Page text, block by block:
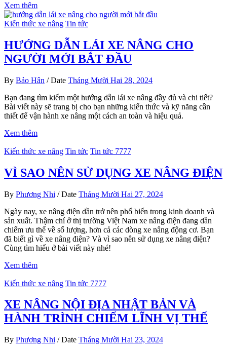
Xem thêm
Kiến thức xe nâng Tin tức
HƯỚNG DẪN LÁI XE NÂNG CHO
NGƯỜI MỚI BẮT ĐẦU
By Bảo Hân / Date Tháng Mười Hai 28, 2024
Bạn đang tìm kiếm một hướng dẫn lái xe nâng đầy đủ và chi tiết?
Bài viết này sẽ trang bị cho bạn những kiến thức và kỹ năng cần
thiết để vận hành xe nâng một cách an toàn và hiệu quả.
Xem thêm
Kiến thức xe nâng Tin tức Tin tức 7777
VÌ SAO NÊN SỬ DỤNG XE NÂNG ĐIỆN
By Phương Nhi / Date Tháng Mười Hai 27, 2024
Ngày nay, xe nâng điện dần trở nên phổ biến trong kinh doanh và
sản xuất. Thậm chí ở thị trường Việt Nam xe nâng điện đang dần
chiếm ưu thế về số lượng, hơn cả các dòng xe nâng động cơ. Bạn
đã biết gì về xe nâng điện? Và vì sao nên sử dụng xe nâng điện?
Cùng tìm hiểu ở bài viết này nhé!
Xem thêm
Kiến thức xe nâng Tin tức 7777
XE NÂNG NỘI ĐỊA NHẬT BẢN VÀ
HÀNH TRÌNH CHIẾM LĨNH VỊ THẾ
By Phương Nhi / Date Tháng Mười Hai 23, 2024